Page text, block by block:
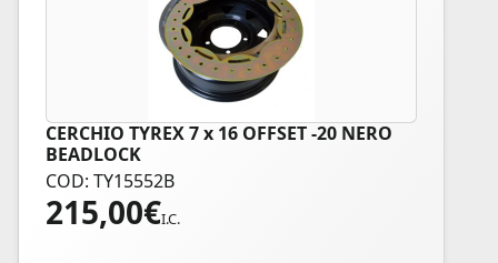
CERCHIO TYREX 7 x 16 OFFSET -20 NERO
BEADLOCK
COD: TY15552B
215,00€I.C.